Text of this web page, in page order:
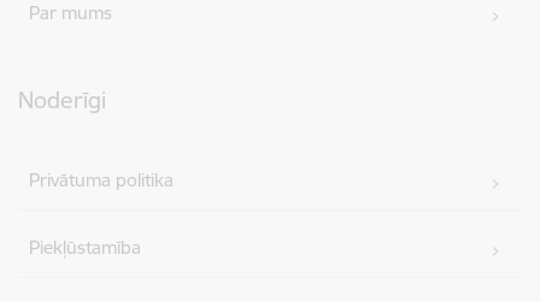
Par mums
Noderīgi
Privātuma politika
Piekļūstamība